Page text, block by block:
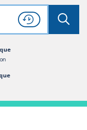
dans tout le site
Lancer
Consulter l'
Historique
de recherche